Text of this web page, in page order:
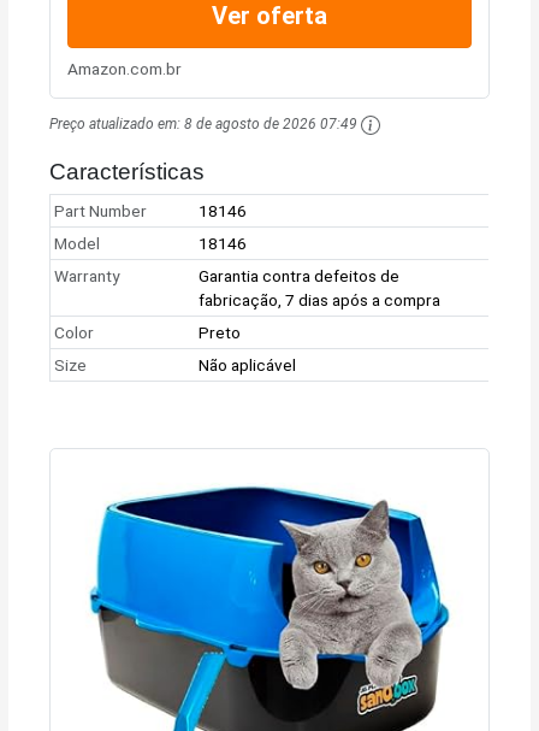
Ver oferta
Amazon.com.br
Preço atualizado em:8 de agosto de 2026 07:49
Características
Part Number
18146
Model
18146
Warranty
Garantia contra defeitos de
fabricação, 7 dias após a compra
Color
Preto
Size
Não aplicável